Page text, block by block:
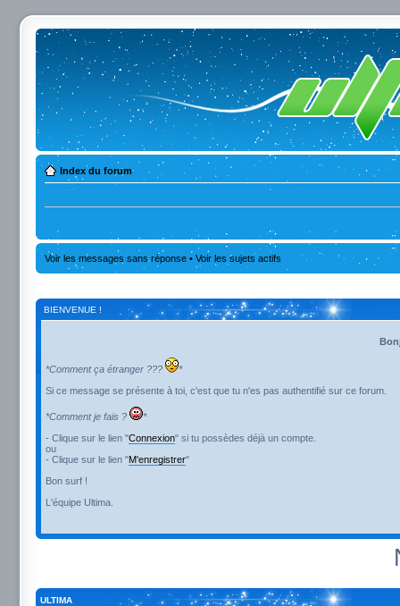
Index du forum
Voir les messages sans réponse • Voir les sujets actifs
BIENVENUE !
*Comment ça étranger ???
*
Si ce message se présente à toi, c'est que tu n'es pas authentifié sur ce forum.
*Comment je fais ?
*
- Clique sur le lien "Connexion" si tu possèdes déjà un compte.
ou
- Clique sur le lien "M'enregistrer"
Bon surf !
L'équipe Ultima.
ULTIMA